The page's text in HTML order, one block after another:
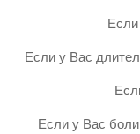
Если у Вас
Если у Вас боли